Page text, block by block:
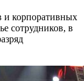
и корпоративных
сотрудников, в